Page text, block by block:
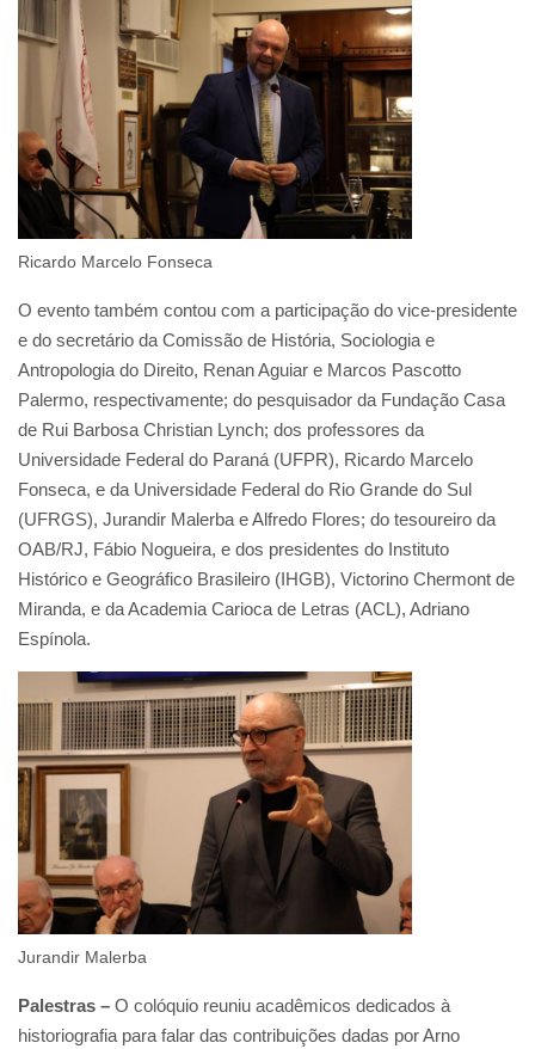
Ricardo Marcelo Fonseca
O evento também contou com a participação do vice-presidente
e do secretário da Comissão de História, Sociologia e
Antropologia do Direito, Renan Aguiar e Marcos Pascotto
Palermo, respectivamente; do pesquisador da Fundação Casa
de Rui Barbosa Christian Lynch; dos professores da
Universidade Federal do Paraná (UFPR), Ricardo Marcelo
Fonseca, e da Universidade Federal do Rio Grande do Sul
(UFRGS), Jurandir Malerba e Alfredo Flores; do tesoureiro da
OAB/RJ, Fábio Nogueira, e dos presidentes do Instituto
Histórico e Geográfico Brasileiro (IHGB), Victorino Chermont de
Miranda, e da Academia Carioca de Letras (ACL), Adriano
Espínola.
Jurandir Malerba
Palestras – O colóquio reuniu acadêmicos dedicados à
historiografia para falar das contribuições dadas por Arno